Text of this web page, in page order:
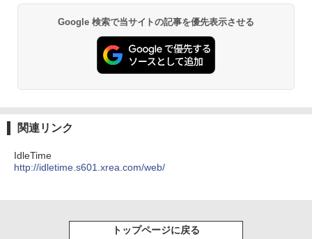
Google 検索で当サイトの記事を優先表示させる
関連リンク
IdleTime
http://idletime.s601.xrea.com/web/
トップページに戻る